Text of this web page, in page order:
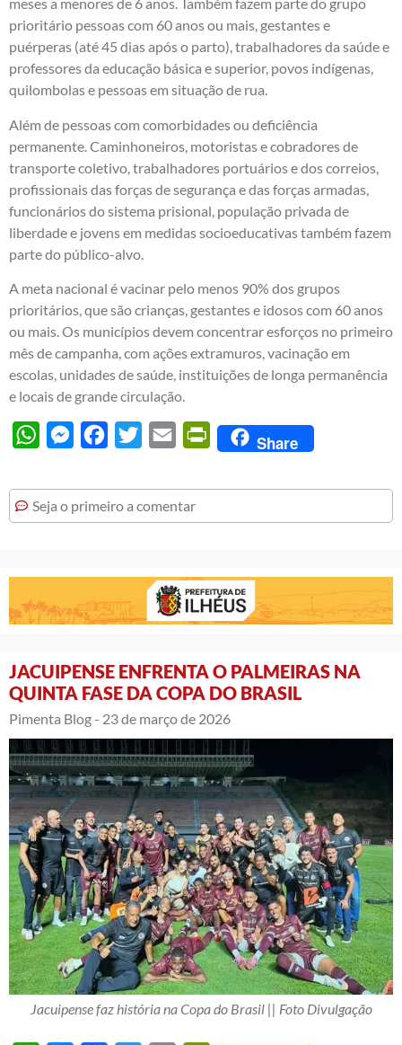
prioritário pessoas com 60 anos ou mais, gestantes e
puérperas (até 45 dias após o parto), trabalhadores da saúde e
professores da educação básica e superior, povos indígenas,
quilombolas e pessoas em situação de rua.
Além de pessoas com comorbidades ou deficiência
permanente. Caminhoneiros, motoristas e cobradores de
transporte coletivo, trabalhadores portuários e dos correios,
profissionais das forças de segurança e das forças armadas,
funcionários do sistema prisional, população privada de
liberdade e jovens em medidas socioeducativas também fazem
parte do público-alvo.
A meta nacional é vacinar pelo menos 90% dos grupos
prioritários, que são crianças, gestantes e idosos com 60 anos
ou mais. Os municípios devem concentrar esforços no primeiro
mês de campanha, com ações extramuros, vacinação em
escolas, unidades de saúde, instituições de longa permanência
e locais de grande circulação.
WhatsAppMessengerFacebook
Twitter Email PrintFriendly
Share
Seja o primeiro a comentar
JACUIPENSE ENFRENTA O PALMEIRAS NA
QUINTA FASE DA COPA DO BRASIL
Pimenta Blog - 23 de março de 2026
Jacuipense faz história na Copa do Brasil || Foto Divulgação